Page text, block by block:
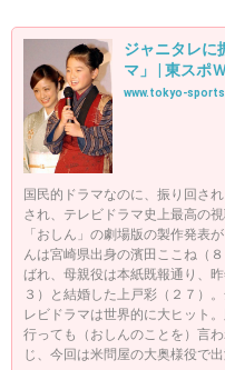
ジャニタレに
マ」 | 東スポ
www.tokyo-
国民的ドラマなのに、振り回さ
され、テレビドラマ史上最高の
「おしん」の劇場版の製作発
んは宮崎県出身の濱田ここね（
ばれ、母親役は本紙既報通り、
３）と結婚した上戸彩（２７）
レビドラマは世界的に大ヒット
行っても（おしんのことを）言
じ、今回は米問屋の大奥様役で